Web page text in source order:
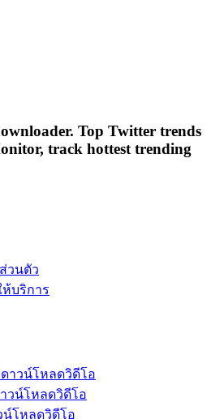
Top Twitter trends
track hottest trending
วนตัว
บริการ
ดาวน์โหลดวิดีโอ
วน์โหลดวิดีโอ
น์โหลดวิดีโอ